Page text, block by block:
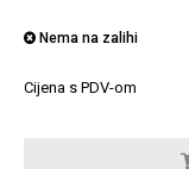
Nema na zalihi
Cijena s PDV-om